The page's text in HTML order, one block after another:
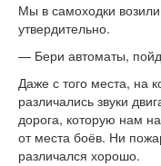
Мы в самоходки
утвердительно.
— Бери автоматы,
Даже с того места, на
различались звуки
дорога, которую нам
от места боёв. Ни
различался хорошо.